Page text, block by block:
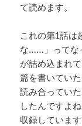
て読めます。
これの第1話
な……」ってな
が詰め込まれ
篇を書いてい
読み合ってい
したんですよ
収録しています